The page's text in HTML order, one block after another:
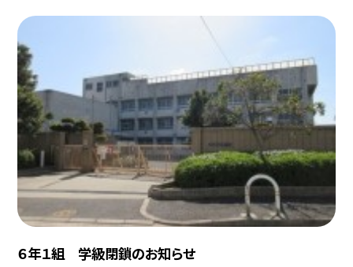
６年１組 学級閉鎖のお知らせ